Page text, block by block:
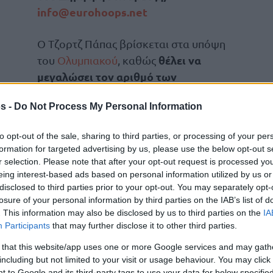
- Do Not Process My Personal Information
opt-out of the sale, sharing to third parties, or processing of your
for targeted advertising by us, please use the below opt-out
selection. Please note that after your opt-out request is processed
interest-based ads based on personal information utilized by us
to third parties prior to your opt-out. You may separately
of your personal information by third parties on the IAB’s list of
This information may also be disclosed by us to third parties on the
Participants that may further disclose it to other third parties.
that this website/app uses one or more Google services and may
but not limited to your visit or usage behaviour. You may
info@eurohoops.net
Ο Τζορτζ Πάπας βρίσκεται στα υπόψη
του Ολυμπιακού , καθώς θέλει να
μεγαλώσει τον αριθμό των
ειδικά από τη στιγμή που όλα
αποχωρήσει αφού δεν θα έχει χρόνο
ενάμισι χρόνο στονΟλυμπιακό (2022-24)
(στις 16 Ιανουαρίου) για να
Προμηθέα Πάτρας.
στον Ολυμπιακό, ωστόσο άφησε στην